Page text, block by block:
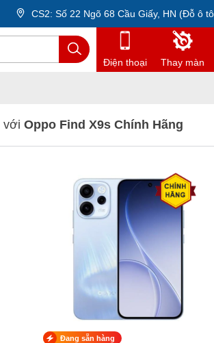
CS2: Số 22 Ngõ 68 Cầu Giấy, HN (Đỗ ô
Điện thoại Thay màn
với Oppo Find X9s Chính Hãng
Đang sẵn hàng